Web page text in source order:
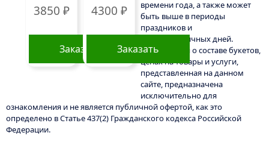
3850 ₽
Заказать
4300 ₽
Заказать
времени года, а также может
быть выше в периоды
праздников и
предпраздничных дней.
Информация о составе букетов,
ценах на товары и услуги,
представленная на данном
сайте, предназначена
исключительно для
ознакомления и не является публичной офертой, как это
определено в Статье 437(2) Гражданского кодекса Российской
Федерации.